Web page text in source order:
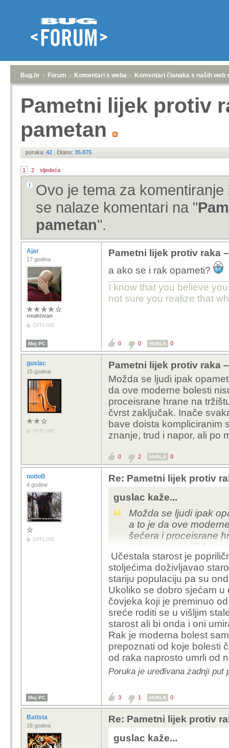
Bug.hr » Forum » Komentari s weba » Komentari članaka s naših web
Pametni lijek protiv
pametan
poruka: 42 | čitano: 35.875
1 2 sljedeća
Ovo je tema za
se nalaze komentari na "
pametan".
Ajar
17 godina
neaktivan
OFFLINE
Pametni lijek protiv raka
a ako se i rak opameti?
I know that you believe
not sure you realize that
Moj PC 0 0 HVALA 0
guslac
15 godina
OFFLINE
Pametni lijek protiv raka
Možda se ljudi ipak
da ove moderne bolesti
proceisrane hrane na
čvrst zaključak. Inače
bave doista kompliciranim
znanje, trud i napor, ali po
0 2 HVALA 0
notloB
4 godine
OFFLINE
Re: Pametni lijek protiv
guslac kaže...
Možda se ljudi ipak
a to je da ove
šećera i proceisrane
iz toga će izvuči čvrst
znanstvenicima koji
želeći umanjiti svo
su stvari jasne.
Učestala starost je
stoljećima doživljavao
stariju populaciju pa su
Ukoliko se dobro sjećam
čovjeka koji je preminuo
sreće roditi se u višljim
starost ali bi onda i oni
Rak je moderna bolest
prepoznati od koje bolesti
od raka naprosto umrli od
Poruka je uređivana zadnji put
Moj PC 3 1 HVALA 0
Batista
18 godina
Re: Pametni lijek protiv
guslac kaže...